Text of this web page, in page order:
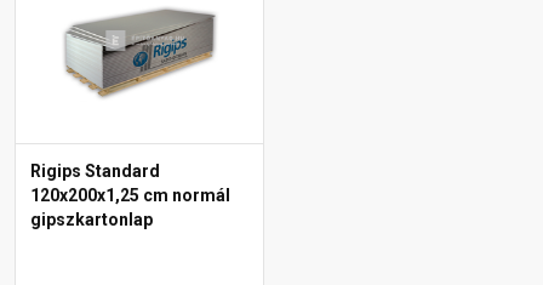
Rigips Standard
120x200x1,25 cm normál
gipszkartonlap